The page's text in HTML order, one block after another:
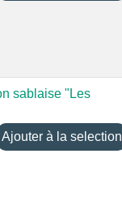
sablaise "Les
Ajouter à la selection